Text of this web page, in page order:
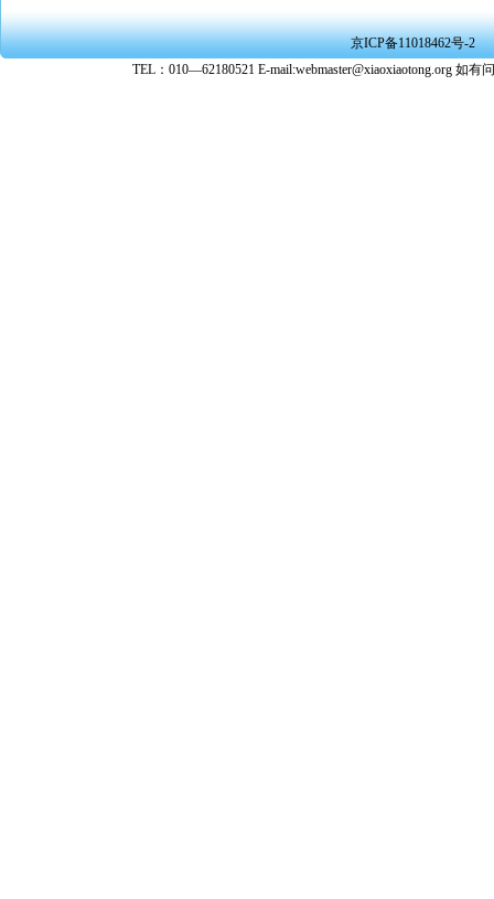
★ 在本
转载、
★ 参与
京ICP备11018462号-2
TEL：010—62180521 E-mail:webmaster@xiaoxiaotong.org 如